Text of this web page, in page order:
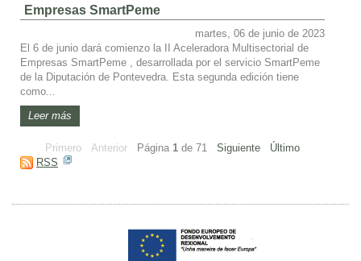
Empresas SmartPeme
martes, 06 de junio de 2023
El 6 de junio dará comienzo la II Aceleradora Multisectorial de
Empresas SmartPeme , desarrollada por el servicio SmartPeme
de la Diputación de Pontevedra. Esta segunda edición tiene
como...
Leer más
Primero Anterior Página 1 de 71 Siguiente
Último
RSS